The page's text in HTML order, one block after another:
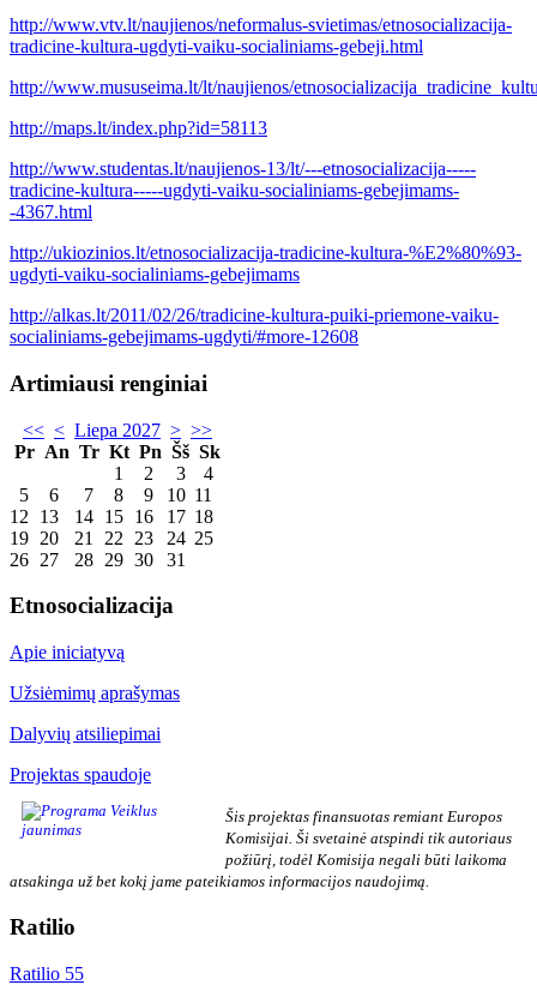
http://www.vtv.lt/naujienos/neformalus-svietimas/etnosocializacija-
tradicine-kultura-ugdyti-vaiku-socialiniams-gebeji.html
http://www.mususeima.lt/lt/naujienos/
http://maps.lt/index.php?id=58113
http://www.studentas.lt/naujienos-13/lt/---etnosocializacija-----
tradicine-kultura-----ugdyti-vaiku-socialiniams-gebejimams-
-4367.html
http://ukiozinios.lt/etnosocializacija-tradicine-kultura-%E2%80%93-
ugdyti-vaiku-socialiniams-gebejimams
http://alkas.lt/2011/02/26/tradicine-kultura-puiki-priemone-vaiku-
socialiniams-gebejimams-ugdyti/#more-12608
Artimiausi renginiai
<< < Liepa 2027 > >>
Pr An Tr Kt Pn Šš Sk
1
2 3
4
5
6 7 8 9 10 11
12
13 14 15 16 17 18
19 20 21 22 23 24 25
26 27 28 29 30 31
Etnosocializacija
Apie iniciatyvą
Užsiėmimų aprašymas
Dalyvių atsiliepimai
Projektas spaudoje
Šis projektas finansuotas remiant Europos
Komisijai. Ši svetainė atspindi tik autoriaus
požiūrį, todėl Komisija negali būti laikoma
atsakinga už bet kokį jame pateikiamos informacijos naudojimą.
Ratilio
Ratilio 55